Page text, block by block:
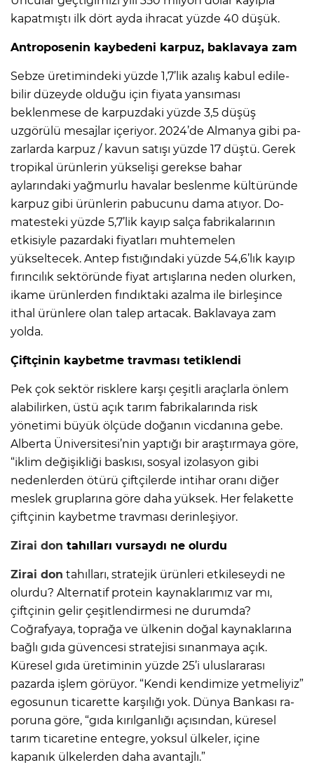
kapatmıştı ilk dört ayda ihracat yüzde 40 düşük.
Antroposenin kaybedeni karpuz, baklavaya zam
Sebze üretimindeki yüz­de 1,7’lik azalış kabul edile­
bilir düzeyde olduğu için fi­yata yansıması
beklenmese de karpuzdaki yüzde 3,5 dü­şüş
uzgörülü mesajlar içeri­yor. 2024’de Almanya gibi pa­
zarlarda karpuz / kavun satışı yüzde 17 düştü. Gerek
tropi­kal ürünlerin yükselişi gerek­se bahar
aylarındaki yağmur­lu havalar beslenme kültü­ründe
karpuz gibi ürünlerin pabucunu dama atıyor. Do­
matesteki yüzde 5,7’lik kayıp salça fabrikalarının
etkisiy­le pazardaki fiyatları muhte­melen
yükseltecek. Antep fıs­tığındaki yüzde 54,6’lık ka­yıp
fırıncılık sektöründe fiyat artışlarına neden olurken,
ikame ürünlerden fındıkta­ki azalma ile birleşince
ithal ürünlere olan talep artacak. Baklavaya zam
yolda.
Çiftçinin kaybetme travması tetiklendi
Pek çok sektör risklere kar­şı çeşitli araçlarla önlem
ala­bilirken, üstü açık tarım fab­rikalarında risk
yönetimi bü­yük ölçüde doğanın vicdanına gebe.
Alberta Üniversitesi’nin yaptığı bir araştırmaya göre,
“iklim değişikliği baskısı, sos­yal izolasyon gibi
nedenler­den ötürü çiftçilerde intihar oranı diğer
meslek gruplarına göre daha yüksek. Her felaket­te
çiftçinin kaybetme travma­sı derinleşiyor.
Zirai don tahılları vursaydı ne olurdu
Zirai don tahılları, stratejik ürünleri etkileseydi ne
olur­du? Alternatif protein kay­naklarımız var mı,
çiftçinin gelir çeşitlendirmesi ne du­rumda?
Coğrafyaya, toprağa ve ülkenin doğal kaynaklarına
bağlı gıda güvencesi stratejisi sınanmaya açık.
Küresel gıda üretiminin yüzde 25’i ulusla­rarası
pazarda işlem görüyor. “Kendi kendimize yetmeli­yiz”
egosunun ticarette kar­şılığı yok. Dünya Bankası ra­
poruna göre, “gıda kırılganlığı açısından, küresel
tarım tica­retine entegre, yoksul ülkeler, içine
kapanık ülkelerden daha avantajlı.”